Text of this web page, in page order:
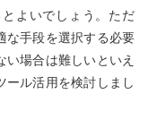
よいでしょう。ただ
な手段を選択する必要
場合は難しいといえ
ール活用を検討しまし